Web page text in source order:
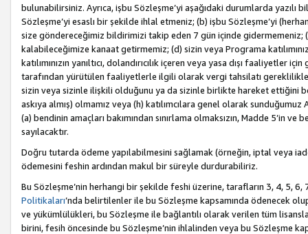
bulunabilirsiniz. Ayrıca, işbu Sözleşme’yi aşağıdaki durumlarda yazılı
Sözleşme’yi esaslı bir şekilde ihlal etmeniz; (b) işbu Sözleşme’yi
size göndereceğimiz bildirimizi takip eden 7 gün içinde gidermemeniz;
kalabileceğimize kanaat getirmemiz; (d) sizin veya Programa
katılımınızın yanıltıcı, dolandırıcılık içeren veya yasa dışı
tarafından yürütülen faaliyetlerle ilgili olarak vergi tahsilatı
sizin veya sizinle ilişkili olduğunu ya da sizinle birlikte hareket ettiğini
askıya almış) olmamız veya (h) katılımcılara genel olarak
(a) bendinin amaçları bakımından sınırlama olmaksızın, Madde 5’in
sayılacaktır.
Doğru tutarda ödeme yapılabilmesini sağlamak (örneğin, iptal veya
ödemesini feshin ardından makul bir süreyle durdurabiliriz.
Bu Sözleşme’nin herhangi bir şekilde feshi üzerine, tarafların 3, 4, 5,
Politikaları’nda belirtilenler ile bu Sözleşme kapsamında ödenecek
ve yükümlülükleri, bu Sözleşme ile bağlantılı olarak verilen tüm
birini, fesih öncesinde bu Sözleşme’nin ihlalinden veya bu Sözleşme